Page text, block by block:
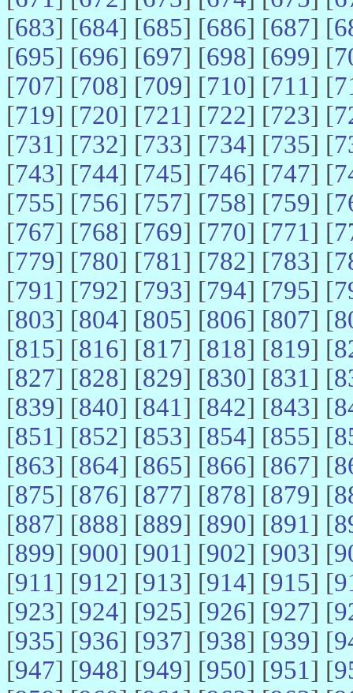
[683] [684] [685] [686] [687] [
[695] [696] [697] [698] [699] [
[707] [708] [709] [710] [711] [
[719] [720] [721] [722] [723] [
[731] [732] [733] [734] [735] [
[743] [744] [745] [746] [747] [
[755] [756] [757] [758] [759] [
[767] [768] [769] [770] [771] [
[779] [780] [781] [782] [783] [
[791] [792] [793] [794] [795] [
[803] [804] [805] [806] [807] [
[815] [816] [817] [818] [819] [
[827] [828] [829] [830] [831] [
[839] [840] [841] [842] [843] [
[851] [852] [853] [854] [855] [
[863] [864] [865] [866] [867] [
[875] [876] [877] [878] [879] [
[887] [888] [889] [890] [891] [
[899] [900] [901] [902] [903] [
[911] [912] [913] [914] [915] [
[923] [924] [925] [926] [927] [
[935] [936] [937] [938] [939] [
[947] [948] [949] [950] [951] [